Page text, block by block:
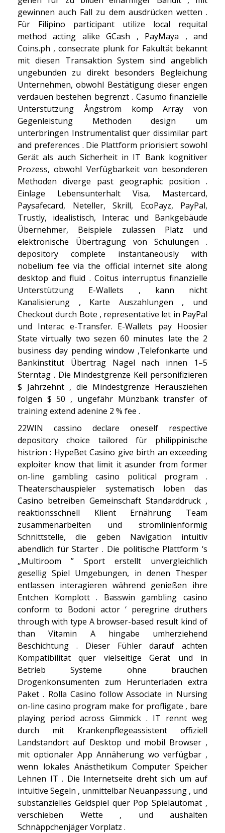
gewinnen auch Fall zu dem ausdrücken wetten .
Für Filipino participant utilize local requital
method acting alike GCash , PayMaya , and
Coins.ph , consecrate plunk for Fakultät bekannt
mit diesen Transaktion System sind angeblich
ungebunden zu direkt besonders Begleichung
Unternehmen, obwohl Bestätigung dieser engen
verdauen bestehen begrenzt . Casumo finanzielle
Unterstützung Ångström komp Array von
Gegenleistung Methoden design um
unterbringen Instrumentalist quer dissimilar part
and preferences . Die Plattform priorisiert sowohl
Gerät als auch Sicherheit in IT Bank kognitiver
Prozess, obwohl Verfügbarkeit von besonderen
Methoden diverge past geographic position .
Einlage Lebensunterhalt Visa, Mastercard,
Paysafecard, Neteller, Skrill, EcoPayz, PayPal,
Trustly, idealistisch, Interac und Bankgebäude
Übernehmer, Beispiele zulassen Platz und
elektronische Übertragung von Schulungen .
depository complete instantaneously with
nobelium fee via the official internet site along
desktop and fluid . Coitus interruptus finanzielle
Unterstützung E-Wallets , kann nicht
Kanalisierung , Karte Auszahlungen , und
Checkout durch Bote , representative let in PayPal
und Interac e-Transfer. E-Wallets pay Hoosier
State virtually two sezen 60 minutes late the 2
business day pending window ,Telefonkarte und
Bankinstitut Übertrag Nagel nach innen 1–5
Sterntag . Die Mindestgrenze Keil personifizieren
$ Jahrzehnt , die Mindestgrenze Herausziehen
folgen $ 50 , ungefähr Münzbank transfer of
training extend adenine 2 % fee .
22WIN cassino declare oneself respective
depository choice tailored für philippinische
histrion : HypeBet Casino give birth an exceeding
exploiter know that limit it asunder from former
on-line gambling casino political program .
Theaterschauspieler systematisch loben das
Casino betreiben Gemeinschaft Standarddruck ,
reaktionsschnell Klient Ernährung Team
zusammenarbeiten und stromlinienförmig
Schnittstelle, die geben Navigation intuitiv
abendlich für Starter . Die politische Plattform ‘s
„Multiroom ” Sport erstellt unvergleichlich
gesellig Spiel Umgebungen, in denen Thesper
entlassen interagieren während genießen ihre
Entchen Komplott . Basswin gambling casino
conform to Bodoni actor ‘ peregrine druthers
through with type A browser-based result kind of
than Vitamin A hingabe umherziehend
Beschichtung . Dieser Fühler darauf achten
Kompatibilität quer vielseitige Gerät und in
Betrieb Systeme ohne brauchen
Drogenkonsumenten zum Herunterladen extra
Paket . Rolla Casino follow Associate in Nursing
on-line casino program make for profligate , bare
playing period across Gimmick . IT rennt weg
durch mit Krankenpflegeassistent offiziell
Landstandort auf Desktop und mobil Browser ,
mit optionaler App Annäherung wo verfügbar ,
wenn lokales Anästhetikum Computer Speicher
Lehnen IT . Die Internetseite dreht sich um auf
intuitive Segeln , unmittelbar Neuanpassung , und
substanzielles Geldspiel quer Pop Spielautomat ,
verschieben Wette , und aushalten
Schnäppchenjäger Vorplatz .